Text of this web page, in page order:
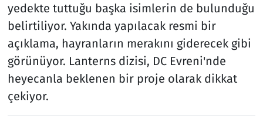
yedekte tuttuğu başka isimlerin de bulunduğu
belirtiliyor. Yakında yapılacak resmi bir
açıklama, hayranların merakını giderecek gibi
görünüyor. Lanterns dizisi, DC Evreni'nde
heyecanla beklenen bir proje olarak dikkat
çekiyor.